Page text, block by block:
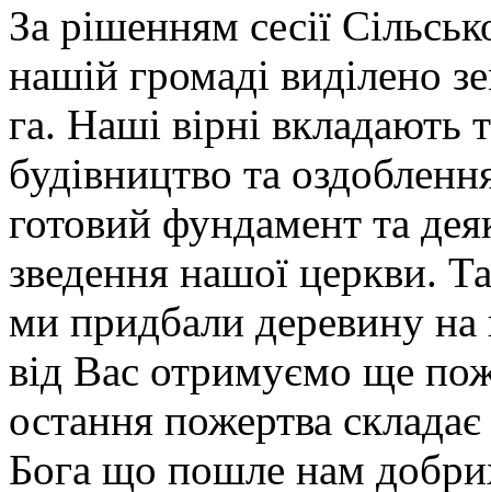
За рішенням сесії
нашій громаді виділено
га. Наші вірні вкладають
будівництво та
готовий фундамент та
зведення нашої церкви.
ми придбали деревину на
від Вас отримуємо ще
остання пожертва
Бога що пошле нам